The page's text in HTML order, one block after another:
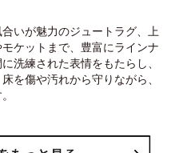
いが魅力のジュートラグ、上
ケットまで、豊富にラインナ
洗練された表情をもたらし、
を傷や汚れから守りながら、